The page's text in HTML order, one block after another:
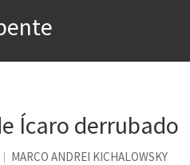
A construção da urbanidade
Aprender a fracassar é o
Esse tal de Rock Gaúcho
Ícaro derrubado
MARCO ANDREI KICHALOWSKY